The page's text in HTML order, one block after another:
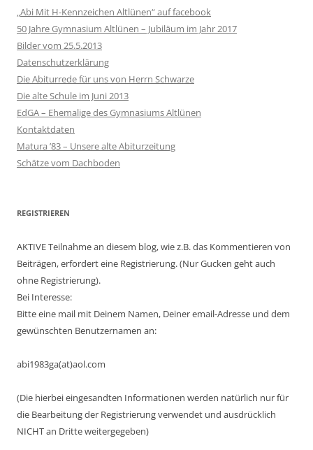
„Abi Mit H-Kennzeichen Altlünen“ auf facebook
50 Jahre Gymnasium Altlünen – Jubiläum im Jahr 2017
Bilder vom 25.5.2013
Datenschutzerklärung
Die Abiturrede für uns von Herrn Schwarze
Die alte Schule im Juni 2013
EdGA – Ehemalige des Gymnasiums Altlünen
Kontaktdaten
Matura ’83 – Unsere alte Abiturzeitung
Schätze vom Dachboden
REGISTRIEREN
AKTIVE Teilnahme an diesem blog, wie z.B. das Kommentieren von
Beiträgen, erfordert eine Registrierung. (Nur Gucken geht auch
ohne Registrierung).
Bei Interesse:
Bitte eine mail mit Deinem Namen, Deiner email-Adresse und dem
gewünschten Benutzernamen an:
abi1983ga(at)aol.com
(Die hierbei eingesandten Informationen werden natürlich nur für
die Bearbeitung der Registrierung verwendet und ausdrücklich
NICHT an Dritte weitergegeben)